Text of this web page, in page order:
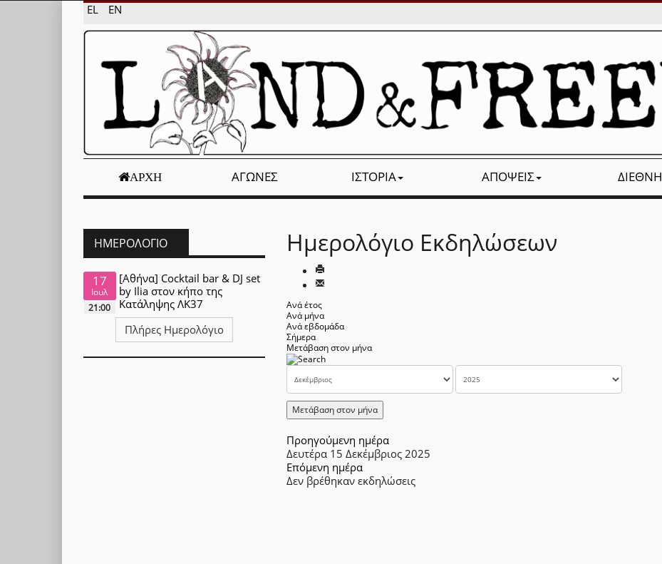
EL EN
ΑΡΧΉ ΑΓΏΝΕΣ ΙΣΤΟΡΊΑ ΑΠΌΨΕΙΣ ΔΙΕΘΝΉ
Ημερολόγιο Εκδηλώσεων
Ανά έτος
Ανά μήνα
Ανά εβδομάδα
Σήμερα
Μετάβαση στον μήνα
Μετάβαση στον μήνα
Προηγούμενη ημέρα
Δευτέρα 15 Δεκέμβριος 2025
Επόμενη ημέρα
Δεν βρέθηκαν εκδηλώσεις
ΗΜΕΡΟΛΌΓΙΟ
17
Ιουλ
21:00
[Αθήνα] Cocktail bar & DJ set
by Ilia στον κήπο της
Κατάληψης ΛΚ37
Πλήρες Ημερολόγιο